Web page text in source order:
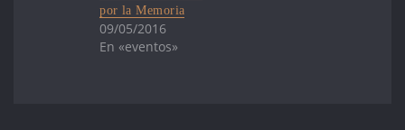
por la Memoria
09/05/2016
En «eventos»